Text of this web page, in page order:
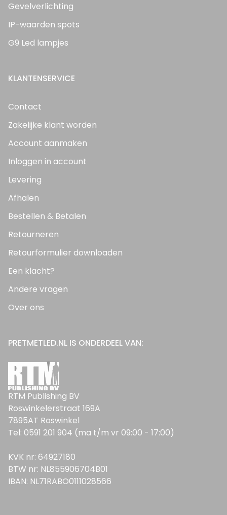
Gevelverlichting
IP-waarden spots
G9 Led lampjes
KLANTENSERVICE
Contact
Zakelijke klant worden
Account aanmaken
Inloggen in account
Levering
Afhalen
Bestellen & Betalen
Retourneren
Retourformulier downloaden
Een klacht?
Andere vragen
Over ons
PRETMETLED.NL IS ONDERDEEL VAN:
RTM Publishing BV
Roswinkelerstraat 169A
7895AT Roswinkel
Tel: 0591 201 904 (ma t/m vr 09:00 - 17:00)
KVK nr: 64927180
BTW nr: NL855906704B01
IBAN: NL71RABO0111028566